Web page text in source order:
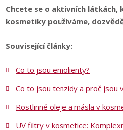
Chcete se o aktivních
kosmetiky používáme,
Související články:
Co to jsou emolienty?
Co to jsou tenzidy a proč jsou
Rostlinné oleje a másla v
UV filtry v kosmetice: